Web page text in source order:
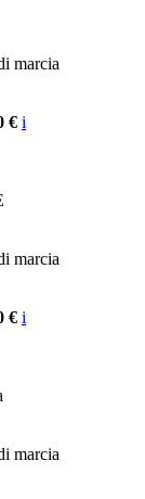
marcia
€ i
marcia
€ i
marcia